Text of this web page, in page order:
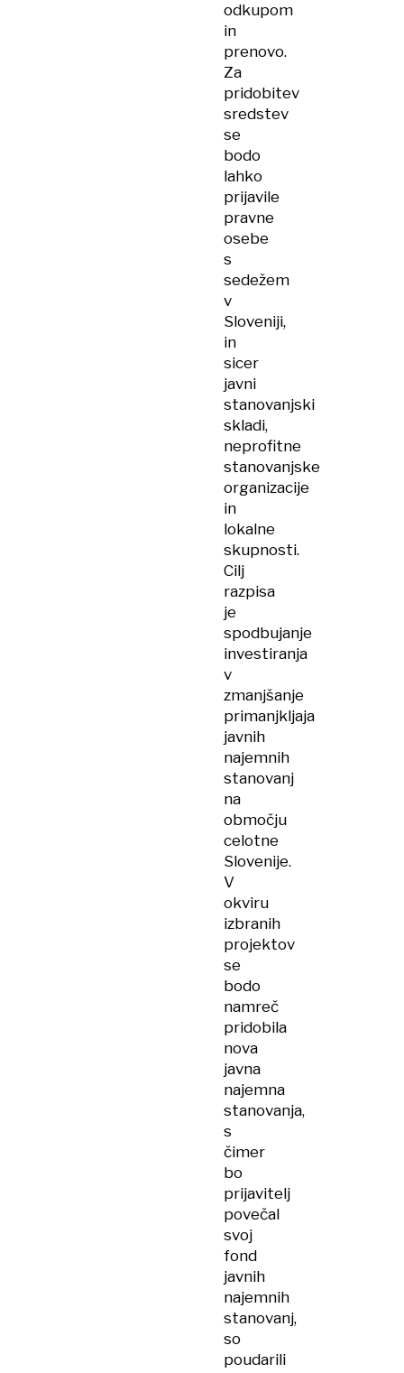
odkupom
in
prenovo.
Za
pridobitev
sredstev
se
bodo
lahko
prijavile
pravne
osebe
s
sedežem
v
Sloveniji,
in
sicer
javni
stanovanjski
skladi,
neprofitne
stanovanjske
organizacije
in
lokalne
skupnosti.
Cilj
razpisa
je
spodbujanje
investiranja
v
zmanjšanje
primanjkljaja
javnih
najemnih
stanovanj
na
območju
celotne
Slovenije.
V
okviru
izbranih
projektov
se
bodo
namreč
pridobila
nova
javna
najemna
stanovanja,
s
čimer
bo
prijavitelj
povečal
svoj
fond
javnih
najemnih
stanovanj,
so
poudarili